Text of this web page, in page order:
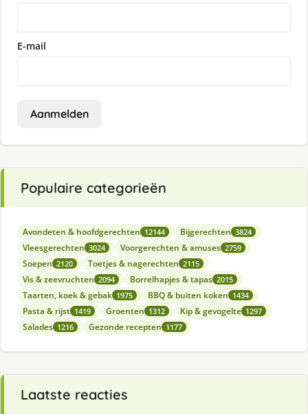
E-mail
Aanmelden
Populaire categorieën
Avondeten & hoofdgerechten 12144 Bijgerechten 3824
Vleesgerechten 3024 Voorgerechten & amuses 2759
Soepen 2120 Toetjes & nagerechten 2115
Vis & zeevruchten 2094 Borrelhapjes & tapas 2015
Taarten, koek & gebak 1975 BBQ & buiten koken 1434
Pasta & rijst 1419 Groenten 1312 Kip & gevogelte 1297
Salades 1216 Gezonde recepten 1177
Laatste reacties